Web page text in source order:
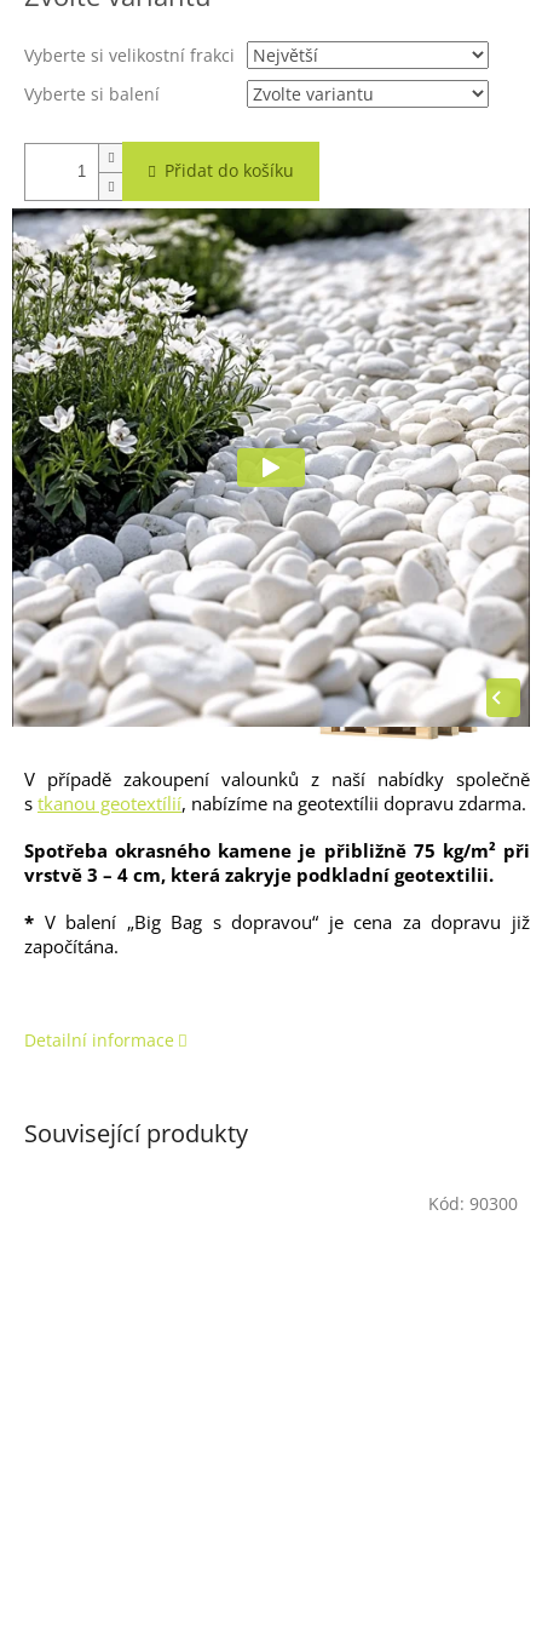
Vyberte si velikostní frakci
Vyberte si balení
Přidat do košíku
Okrasné oblázky neboli valounky z třpytivě bílého mramoru
jsou velmi zajímavým dekorativním doplňkem v interiéru i
exteriéru. Valounky jsou z pevného nenasákavého mramoru
a jsou mrazuvzdorné. V nabídce máme několik velikostních
frakcí těchto mramorových valounků a další frakci
většíchvalounůze stejného materiálu. Jedná se o jeden z
nejoblíbenějších druhů okrasného kamene na našem trhu.
Nejmenší kamínky mají frakci 1 - 4 cm, střední 2 - 6 cm a
největší 4 - 10 cm.
U variantypaleta s dopravou zdarmaumožňujeme mix
frakcí. Přesný počet pytlů od jednotlivých velikostí uveďte do
poznámky v košíku (celkový součet namíchaných pytlů se
musí rovnat velikosti vybrané palety).
V případě zakoupení valounků z naší nabídky společně
s tkanou geotextílií, nabízíme na geotextílii dopravu zdarma.
Spotřeba okrasného kamene je přibližně 75 kg/m² při
vrstvě 3 – 4 cm, která zakryje podkladní geotextilii.
* V balení „Big Bag s dopravou“ je cena za dopravu již
započítána.
Detailní informace
Související produkty
Kód: 90300